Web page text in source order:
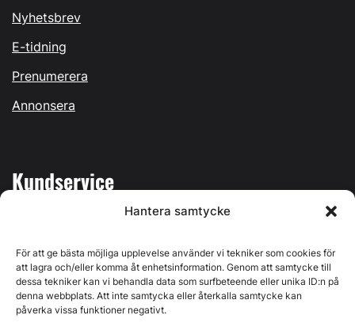
Hantera samtycke
För att ge bästa möjliga upplevelse använder vi tekniker som cookies för
att lagra och/eller komma åt enhetsinformation. Genom att samtycke till
dessa tekniker kan vi behandla data som surfbeteende eller unika ID:n på
denna webbplats. Att inte samtycka eller återkalla samtycke kan
påverka vissa funktioner negativt.
Nyhetsbrev
E-tidning
Prenumerera
Annonsera
Kundservice
Kontakta oss